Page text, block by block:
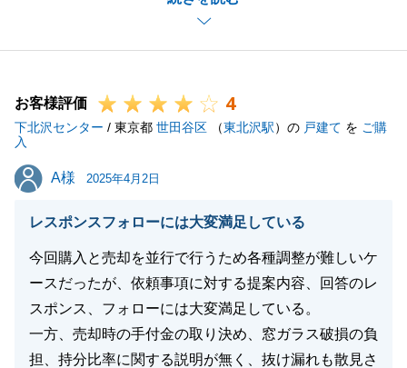
引き続き、不動産に関することで何かございました
今後とも末永いお付き合いの程、よろしくお願いいた
します。
お客様評価 4
下北沢センター / 東京都 世田谷区 （東北沢駅）の 戸建て を ご購
入
A様
A様 2025年4月2日
レスポンスフォローには大変満足している
今回購入と売却を並行で行うため各種調整が難しいケ
ースだったが、依頼事項に対する提案内容、回答のレ
スポンス、フォローには大変満足している。
一方、売却時の手付金の取り決め、窓ガラス破損の負
担、持分比率に関する説明が無く、抜け漏れも散見さ